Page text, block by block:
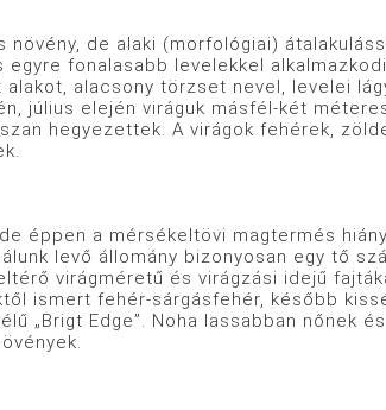
de alaki (morfológiai)
egyre fonalasabb levelekkel
alakot, alacsony törzset nevel, levelei
július elején viráguk másfél-két
hegyezettek. A virágok fehérek,
a mérsékeltövi magtermés
levő állomány bizonyosan egy tő
virágméretű és virágzási idejű
ismert fehér-sárgásfehér, később
„Brigt Edge”. Noha lassabban nőnek